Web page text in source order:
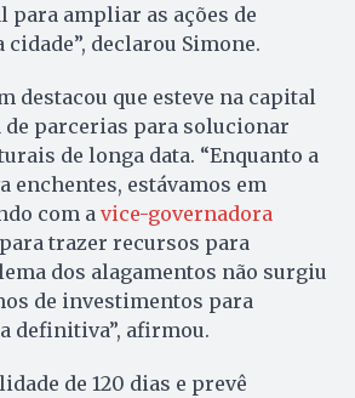
para ampliar as ações de
declarou Simone.
destacou que esteve na capital
de parcerias para solucionar
de longa data. “Enquanto a
enchentes, estávamos em
com a vice-governadora
para trazer recursos para
dos alagamentos não surgiu
de investimentos para
definitiva”, afirmou.
de 120 dias e prevê